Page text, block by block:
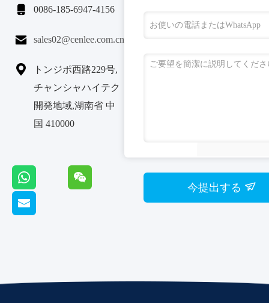
 0086-185-6947-4156
 sales02@cenlee.com.cn

トンジポ西路229号,
チャンシャハイテク
開発地域,湖南省 中
国 410000
今提出する